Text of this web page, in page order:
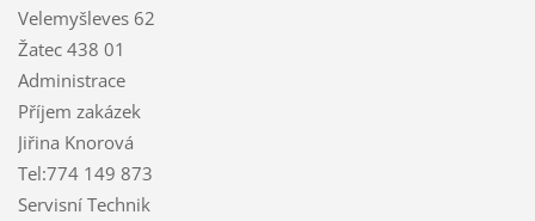
Velemyšleves 62
Žatec 438 01
Administrace
Příjem zakázek
Jiřina Knorová
Tel:774 149 873
Servisní Technik